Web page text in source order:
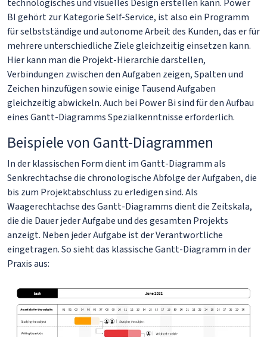
technologisches und visuelles Design erstellen kann. Power
BI gehört zur Kategorie Self-Service, ist also ein Programm
für selbstständige und autonome Arbeit des Kunden, das er für
mehrere unterschiedliche Ziele gleichzeitig einsetzen kann.
Hier kann man die Projekt-Hierarchie darstellen,
Verbindungen zwischen den Aufgaben zeigen, Spalten und
Zeichen hinzufügen sowie einige Tausend Aufgaben
gleichzeitig abwickeln. Auch bei Power Bi sind für den Aufbau
eines Gantt-Diagramms Spezialkenntnisse erforderlich.
Beispiele von Gantt-Diagrammen
In der klassischen Form dient im Gantt-Diagramm als
Senkrechtachse die chronologische Abfolge der Aufgaben, die
bis zum Projektabschluss zu erledigen sind. Als
Waagerechtachse des Gantt-Diagramms dient die Zeitskala,
die die Dauer jeder Aufgabe und des gesamten Projekts
anzeigt. Neben jeder Aufgabe ist der Verantwortliche
eingetragen. So sieht das klassische Gantt-Diagramm in der
Praxis aus: